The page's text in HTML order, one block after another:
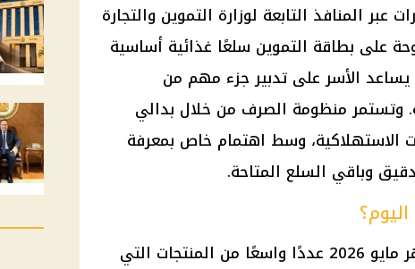
المنافذ التابعة لوزارة التموين والتجارة
على بطاقة التموين سلعًا غذائية أساسية
يساعد الأسر على تدبير جزء مهم من
وتستمر منظومة الصرف من خلال بدالي
الاستهلاكية، وسط اهتمام خاص بمعرفة
وباقي السلع المتاحة.
تشمل قائمة السلع التموينية لشهر مايو 2026 عددًا واسعًا من المنتجات التي